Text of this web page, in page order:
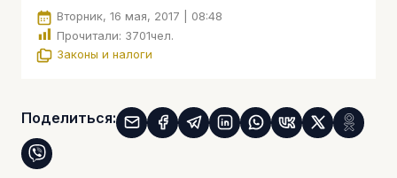
Вторник, 16 мая, 2017 | 08:48
Прочитали: 3701чел.
Законы и налоги
Поделиться: